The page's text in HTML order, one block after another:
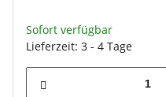
Sofort verfügbar
Lieferzeit: 3 - 4 Tage